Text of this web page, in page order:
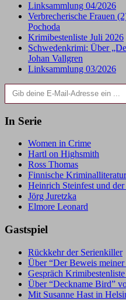
Linksammlung 04/2026
Verbrecherische Frauen
Pochoda
Krimibestenliste Juli 2026
Schwedenkrimi: Über
Johan Vallgren
Linksammlung 03/2026
Gib deine E-Mail-Adresse ein ...
In Serie
Women in Crime
Hartl on Highsmith
Ross Thomas
Finnische Kriminalliteratur
Heinrich Steinfest und
Jörg Juretzka
Elmore Leonard
Gastspiel
Rückkehr der Serienkiller
Über “Der Beweis
Gespräch
Über “Deckname Bird”
Mit Susanne Hast in